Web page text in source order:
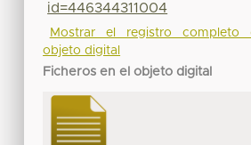
id=446344311004
Mostrar el registro completo
objeto digital
Ficheros en el objeto digital